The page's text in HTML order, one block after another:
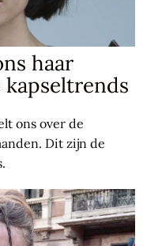
haar
ons over de
Dit zijn de